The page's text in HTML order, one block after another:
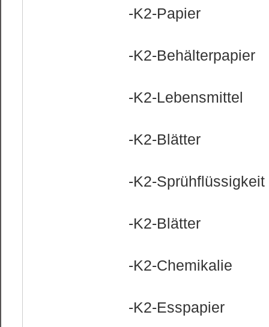
-K2-Papier
-K2-Behälterpapier
-K2-Lebensmittel
-K2-Blätter
-K2-Sprühflüssigkeit
-K2-Blätter
-K2-Chemikalie
-K2-Esspapier